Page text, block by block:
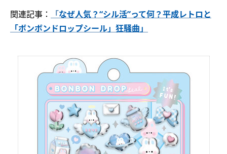
関連記事： 「なぜ人気？“シル活”って何？平成レトロと
「ボンボンドロップシール」狂騒曲」